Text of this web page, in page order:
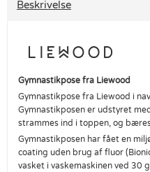
Beskrivelse
Gymnastikpose fra Liewood
Gymnastikpose fra Liewood i
Gymnastikposen er udstyret
strammes ind i toppen, og
Gymnastikposen har fået en
coating uden brug af fluor
vasket i vaskemaskinen ved 30